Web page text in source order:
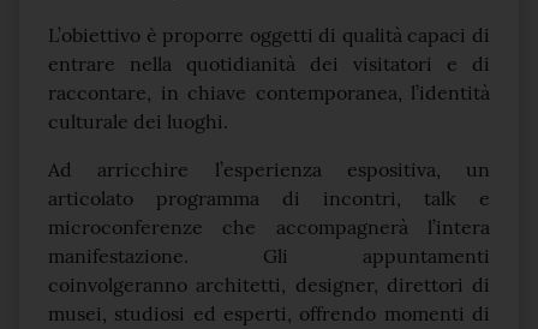
L’obiettivo è proporre oggetti di qualità capaci di
entrare nella quotidianità dei visitatori e di
raccontare, in chiave contemporanea, l’identità
culturale dei luoghi.
Ad arricchire l’esperienza espositiva, un
articolato programma di incontri, talk e
microconferenze che accompagnerà l’intera
manifestazione. Gli appuntamenti
coinvolgeranno architetti, designer, direttori di
musei, studiosi ed esperti, offrendo momenti di